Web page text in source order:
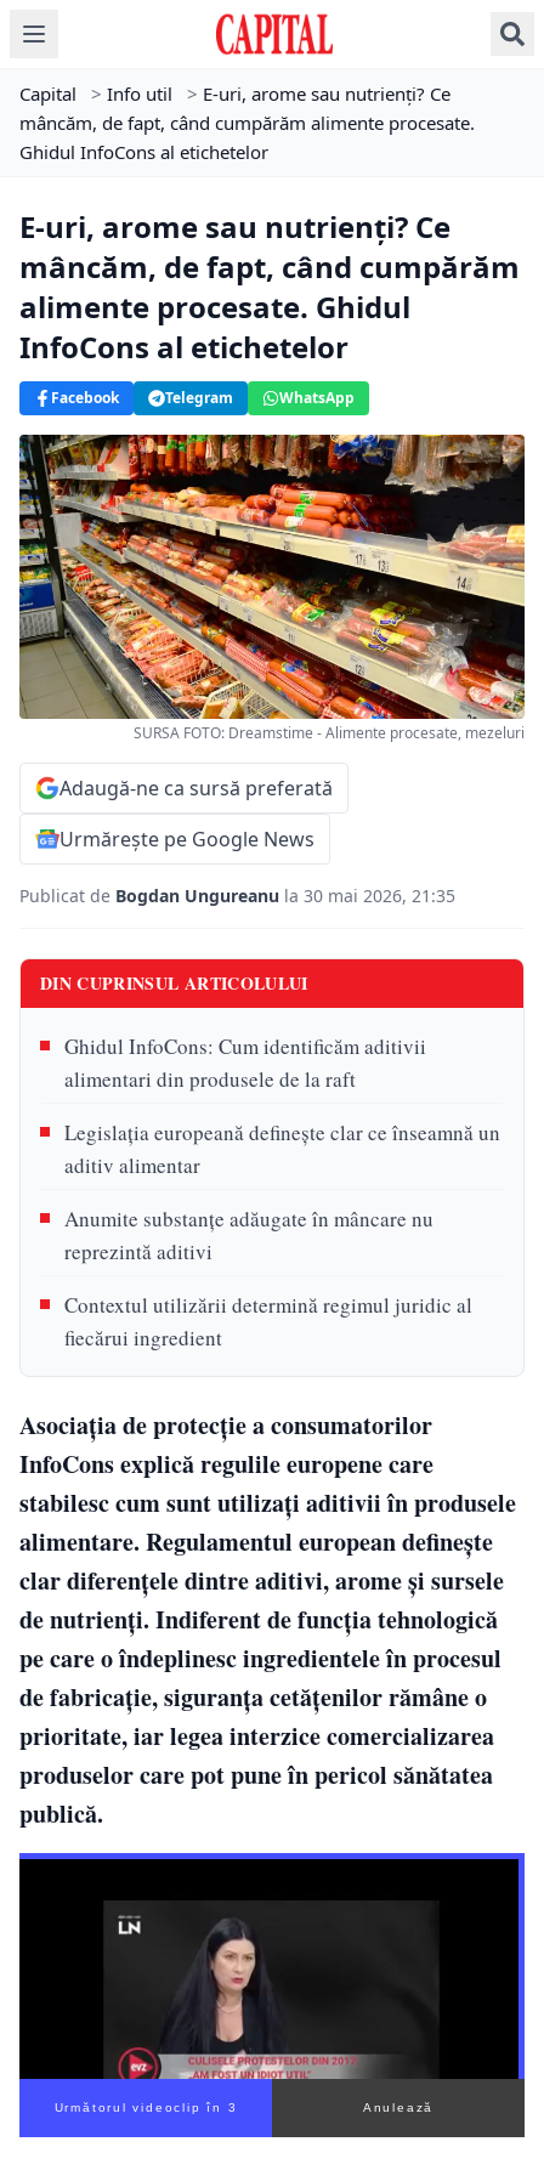
Capital > Info util > E-uri, arome sau nutrienți? Ce
mâncăm, de fapt, când cumpărăm alimente procesate.
Ghidul InfoCons al etichetelor
E-uri, arome sau nutrienți? Ce
mâncăm, de fapt, când cumpărăm
alimente procesate. Ghidul
InfoCons al etichetelor
Facebook Telegram WhatsApp
SURSA FOTO: Dreamstime - Alimente procesate, mezeluri
Adaugă-ne ca sursă preferată
Urmărește pe Google News
Publicat de Bogdan Ungureanu la 30 mai 2026, 21:35
DIN CUPRINSUL ARTICOLULUI
Ghidul InfoCons: Cum identificăm aditivii
alimentari din produsele de la raft
Legislația europeană definește clar ce înseamnă un
aditiv alimentar
Anumite substanțe adăugate în mâncare nu
reprezintă aditivi
Contextul utilizării determină regimul juridic al
fiecărui ingredient
Asociația de protecție a consumatorilor
InfoCons explică regulile europene care
stabilesc cum sunt utilizați aditivii în produsele
alimentare. Regulamentul european definește
clar diferențele dintre aditivi, arome și sursele
de nutrienți. Indiferent de funcția tehnologică
pe care o îndeplinesc ingredientele în procesul
de fabricație, siguranța cetățenilor rămâne o
prioritate, iar legea interzice comercializarea
produselor care pot pune în pericol sănătatea
publică.
Următorul videoclip în 2 Anulează